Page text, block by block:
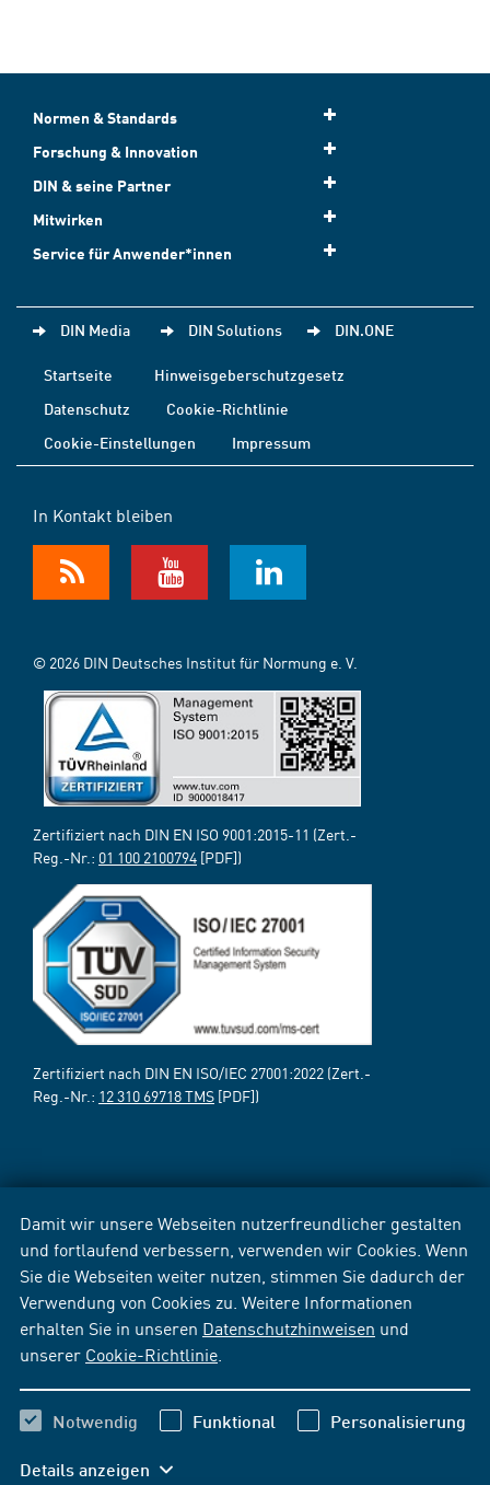
Damit wir unsere Webseiten nutzerfreundlicher gestalten
und fortlaufend verbessern, verwenden wir Cookies. Wenn
Sie die Webseiten weiter nutzen, stimmen Sie dadurch der
Verwendung von Cookies zu. Weitere Informationen
erhalten Sie in unseren Datenschutzhinweisen und
unserer Cookie-Richtlinie
Notwendig Funktional Personalisierung
Details anzeigen
Normen & Standards
Forschung & Innovation
DIN & seine Partner
Mitwirken
Service für Anwender*innen
DIN Media DIN Solutions DIN.ONE
Startseite
Hinweisgeberschutzgesetz
Datenschutz
Cookie-Richtlinie
Cookie-Einstellungen
Impressum
In Kontakt bleiben
© 2026 DIN Deutsches Institut für Normung e. V.
Zertifiziert nach DIN EN ISO 9001:2015-11 (Zert.-
Reg.-Nr.: 01 100 2100794 [PDF])
Zertifiziert nach DIN EN ISO/IEC 27001:2022 (Zert.-
Reg.-Nr.: 12 310 69718 TMS [PDF])